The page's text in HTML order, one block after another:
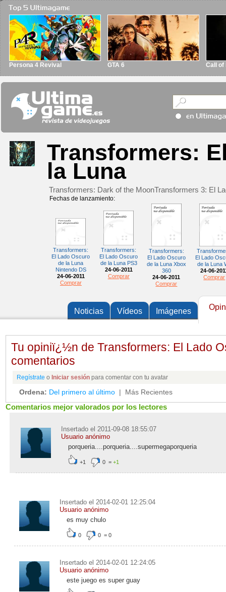
Persona 4 Revival GTA 6 Call of
Transformers:
la Luna
Transformers: Dark of the MoonTransformers 3: El
Fechas de lanzamiento:
Transformers:
El Lado Oscuro
de la Luna
Nintendo DS
24-06-2011
Comprar
Transformers:
El Lado Oscuro
de la Luna PS3
24-06-2011
Comprar
Transformers:
El Lado Oscuro
de la Luna Xbox
360
24-06-2011
Comprar
El Lado
de la Luna
24-06-
Comprar
Noticias Vídeos Imágenes
Tu opiniï¿½n de Transformers: El Lado
comentarios
Regístrate o Iniciar sesión para comentar con tu avatar
Ordena: Del primero al último | Más Recientes
Comentarios mejor valorados por los lectores
Insertado el 2011-09-08 18:55:07
Usuario anónimo
porqueria....porqueria....supermegaporqueria
+1 0 = +1
Insertado el 2014-02-01 12:25:04
Usuario anónimo
es muy chulo
0 0 = 0
Insertado el 2014-02-01 12:24:05
Usuario anónimo
este juego es super guay